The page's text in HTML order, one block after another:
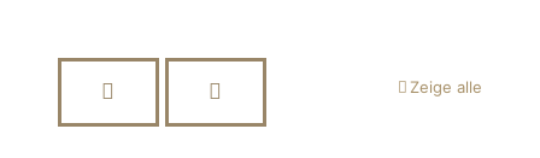
Zeige alle